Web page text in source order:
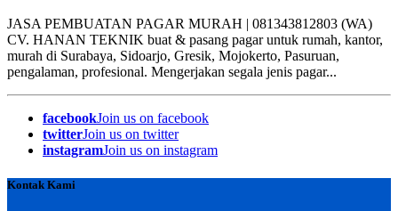
JASA PEMBUATAN PAGAR MURAH | 081343812803 (WA)
CV. HANAN TEKNIK buat & pasang pagar untuk rumah, kantor,
murah di Surabaya, Sidoarjo, Gresik, Mojokerto, Pasuruan,
pengalaman, profesional. Mengerjakan segala jenis pagar...
facebookJoin us on facebook
twitterJoin us on twitter
instagramJoin us on instagram
Kontak Kami